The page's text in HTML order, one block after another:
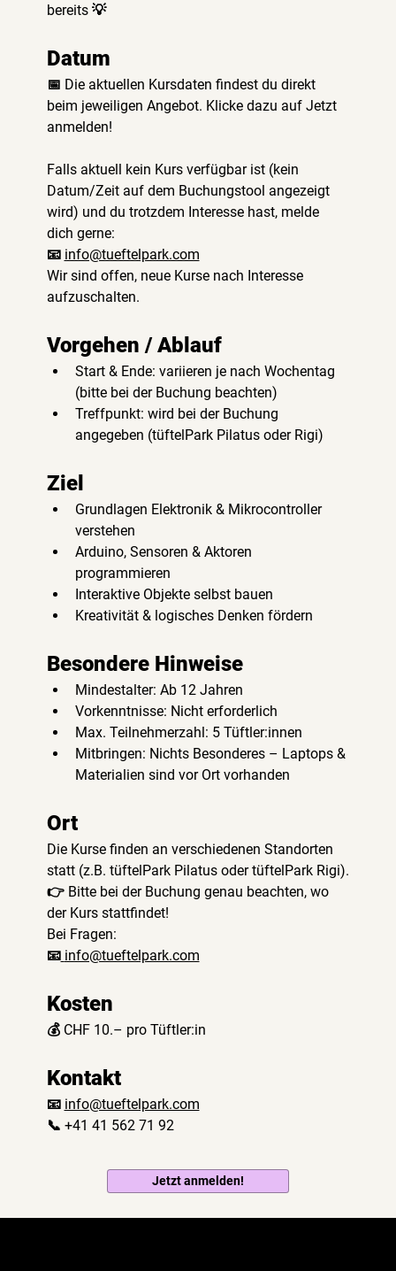
bereits 💡
Datum
📅 Die aktuellen Kursdaten findest du direkt
beim jeweiligen Angebot. Klicke dazu auf Jetzt
anmelden!
Falls aktuell kein Kurs verfügbar ist (kein
Datum/Zeit auf dem Buchungstool angezeigt
wird) und du trotzdem Interesse hast, melde
dich gerne:
📧 info@tueftelpark.com
Wir sind offen, neue Kurse nach Interesse
aufzuschalten.
Vorgehen / Ablauf
Start & Ende: variieren je nach Wochentag
(bitte bei der Buchung beachten)
Treffpunkt: wird bei der Buchung
angegeben (tüftelPark Pilatus oder Rigi)
Ziel
Grundlagen Elektronik & Mikrocontroller
verstehen
Arduino, Sensoren & Aktoren
programmieren
Interaktive Objekte selbst bauen
Kreativität & logisches Denken fördern
Besondere Hinweise
Mindestalter: Ab 12 Jahren
Vorkenntnisse: Nicht erforderlich
Max. Teilnehmerzahl: 5 Tüftler:innen
Mitbringen: Nichts Besonderes – Laptops &
Materialien sind vor Ort vorhanden
Ort
Die Kurse finden an verschiedenen Standorten
statt (z.B. tüftelPark Pilatus oder tüftelPark Rigi).
👉 Bitte bei der Buchung genau beachten, wo
der Kurs stattfindet!
Bei Fragen:
📧 info@tueftelpark.com
Kosten
💰 CHF 10.– pro Tüftler:in
Kontakt
📧 info@tueftelpark.com
📞 +41 41 562 71 92
Jetzt anmelden!